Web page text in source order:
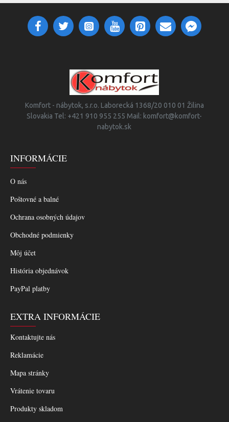
Komfort - nábytok, s.r.o. Laborecká 1368/20 010 01 Žilina
Slovakia Tel: +421 910 955 255 Mail: komfort@komfort-
nabytok.sk
INFORMÁCIE
O nás
Poštovné a balné
Ochrana osobných údajov
Obchodné podmienky
Môj účet
História objednávok
PayPal platby
EXTRA INFORMÁCIE
Kontaktujte nás
Reklamácie
Mapa stránky
Vrátenie tovaru
Produkty skladom